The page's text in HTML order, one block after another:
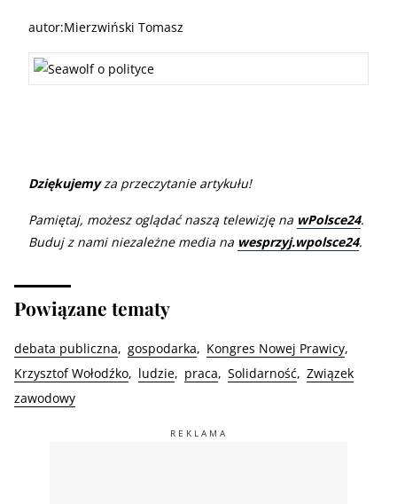
autor:Mierzwiński Tomasz
Dziękujemyza przeczytanie artykułu!
Pamiętaj, możesz oglądać naszą telewizję na wPolsce24.
Buduj z nami niezależne media na wesprzyj.wpolsce24.
Powiązane tematy
debata publiczna gospodarka
Kongres Nowej Prawicy
Krzysztof Wołodźko
ludzie praca Solidarność Związek
zawodowy